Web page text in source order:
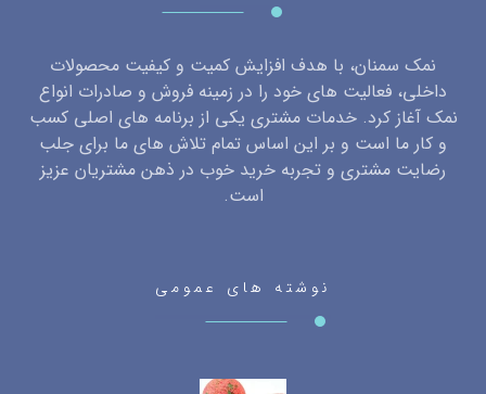
نمک سمنان، با هدف افزایش کمیت و کیفیت محصولات
داخلی، فعالیت های خود را در زمینه فروش و صادرات انواع
نمک آغاز کرد. خدمات مشتری یکی از برنامه های اصلی کسب
و کار ما است و بر این اساس تمام تلاش های ما برای جلب
رضایت مشتری و تجربه خرید خوب در ذهن مشتریان عزیز
است.
نوشته های عمومی